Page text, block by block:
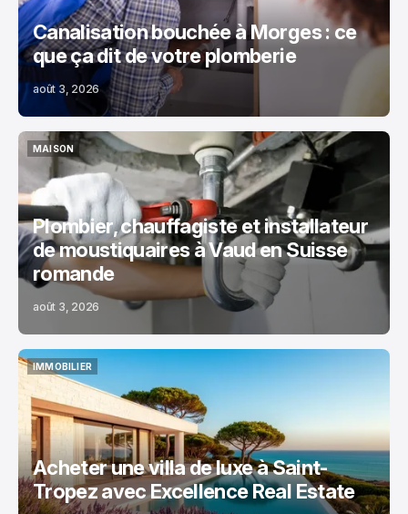
Canalisation bouchée à Morges : ce
que ça dit de votre plomberie
août 3, 2026
MAISON
MAISON
Plombier, chauffagiste et installateur
de moustiquaires à Vaud en Suisse
romande
août 3, 2026
IMMOBILIER
IMMOBILIER
Acheter une villa de luxe à Saint-
Tropez avec Excellence Real Estate